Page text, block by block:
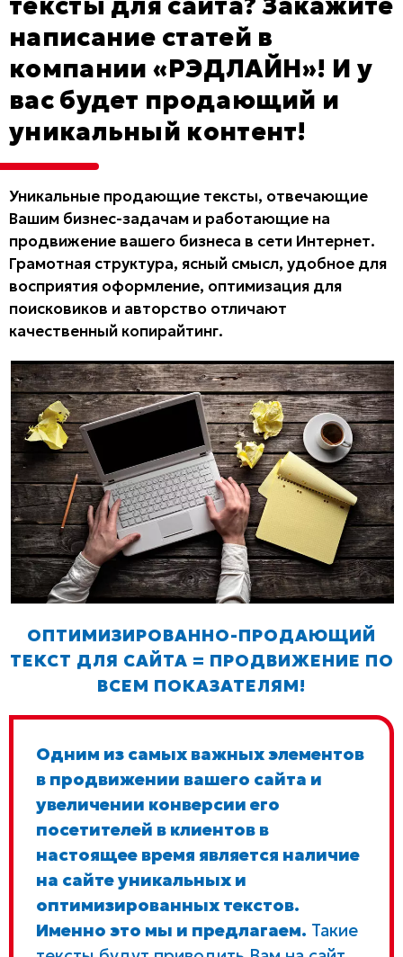
написание статей в
компании «РЭДЛАЙН»! И у
вас будет продающий и
уникальный контент!
Уникальные продающие тексты, отвечающие
Вашим бизнес-задачам и работающие на
продвижение вашего бизнеса в сети Интернет.
Грамотная структура, ясный смысл, удобное для
восприятия оформление, оптимизация для
поисковиков и авторство отличают
качественный копирайтинг.
ОПТИМИЗИРОВАННО-ПРОДАЮЩИЙ
ТЕКСТ ДЛЯ САЙТА = ПРОДВИЖЕНИЕ ПО
ВСЕМ ПОКАЗАТЕЛЯМ!
Одним из самых важных элементов
в продвижении вашего сайта и
увеличении конверсии его
посетителей в клиентов в
настоящее время является наличие
на сайте уникальных и
оптимизированных текстов.
Именно это мы и предлагаем. Такие